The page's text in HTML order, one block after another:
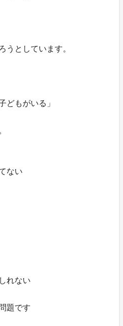
うとしています。
どもがいる」
ない
れない
題です